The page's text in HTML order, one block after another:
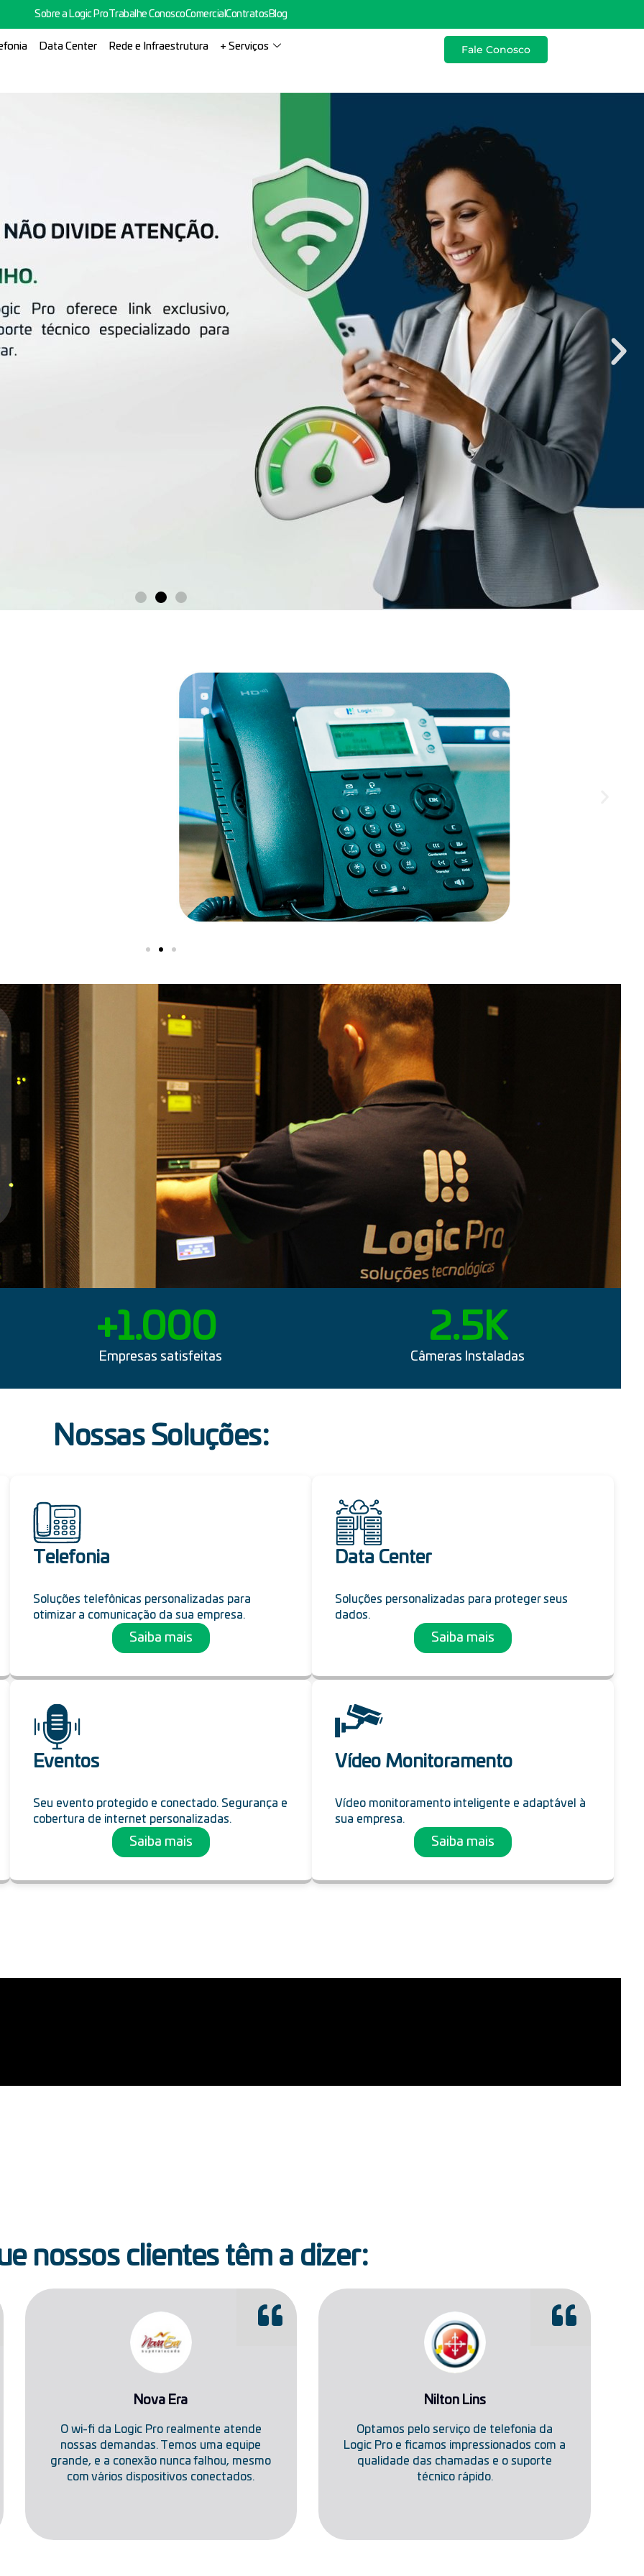
Sobre a Logic Pro Trabalhe ConoscoComercialContratos Blog
Data Center Rede e Infraestrutura + Serviços Fale Conosco
de alta qualidade,
da sua
Empresas satisfeitas
+1.000
Câmeras Instaladas
2.5K
Nossas Soluções:
Telefonia
Soluções telefônicas personalizadas para
otimizar a comunicação da sua empresa.
Saiba mais
Data Center
Soluções personalizadas para proteger seus
dados.
Saiba mais
Eventos
Seu evento protegido e conectado. Segurança e
cobertura de internet personalizadas.
Saiba mais
Vídeo Monitoramento
Vídeo monitoramento inteligente e adaptável à
sua empresa.
Saiba mais
nossos clientes têm a dizer:
Nova Era
O wi-fi da Logic Pro realmente atende
nossas demandas. Temos uma equipe
grande, e a conexão nunca falhou, mesmo
com vários dispositivos conectados.
Nilton Lins
Optamos pelo serviço de telefonia da
Logic Pro e ficamos impressionados com a
qualidade das chamadas e o suporte
técnico rápido.